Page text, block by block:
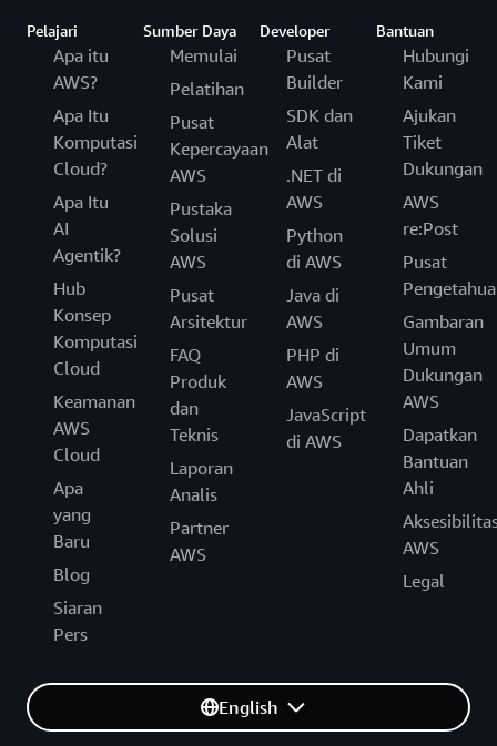
Pelajari
Apa itu
AWS?
Apa Itu
Komputasi
Cloud?
Apa Itu
AI
Agentik?
Hub
Konsep
Komputasi
Cloud
Keamanan
AWS
Cloud
Apa
yang
Baru
Blog
Siaran
Pers
Sumber Daya
Memulai
Pelatihan
Pusat
Kepercayaan
AWS
Pustaka
Solusi
AWS
Pusat
Arsitektur
FAQ
Produk
dan
Teknis
Laporan
Analis
Partner
AWS
Developer
Pusat
Builder
SDK dan
Alat
.NET di
AWS
Python
di AWS
Java di
AWS
PHP di
AWS
JavaScript
di AWS
Bantuan
Hubungi
Kami
Ajukan
Tiket
Dukungan
AWS
re:Post
Pusat
Gambaran
Umum
Dukungan
AWS
Dapatkan
Bantuan
Ahli
AWS
Legal
English